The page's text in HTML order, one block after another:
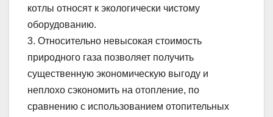
котлы относят к экологически чистому
оборудованию.
3. Относительно невысокая стоимость
природного газа позволяет получить
существенную экономическую выгоду и
неплохо сэкономить на отопление, по
сравнению с использованием отопительных